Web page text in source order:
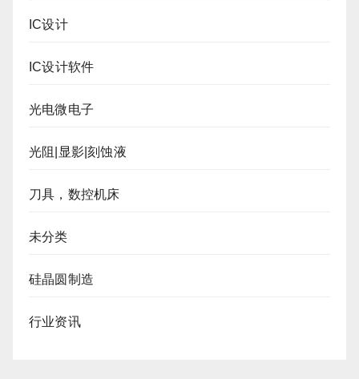
IC设计
IC设计软件
光电微电子
光阻|显影|刻蚀液
刀具，数控机床
未分类
硅晶圆制造
行业资讯